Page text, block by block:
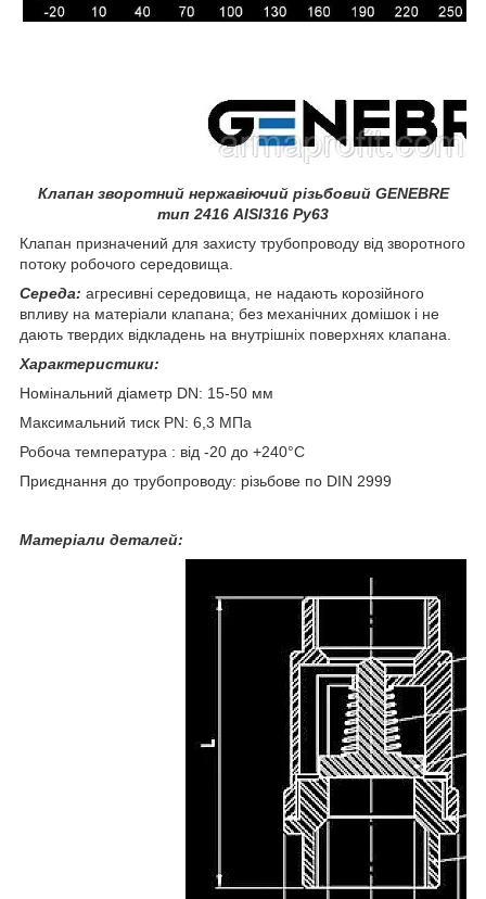
Клапан зворотний нержавіючий різьбовий GENEBRE
тип 2416 AISI316 Ру63
Клапан призначений для захисту трубопроводу від зворотного
потоку робочого середовища.
Середа: агресивні середовища, не надають корозійного
впливу на матеріали клапана; без механічних домішок і не
дають твердих відкладень на внутрішніх поверхнях клапана.
Характеристики:
Номінальний діаметр DN: 15-50 мм
Максимальний тиск PN: 6,3 МПа
Робоча температура : від -20 до +240°С
Приєднання до трубопроводу: різьбове по DIN 2999
Матеріали деталей: